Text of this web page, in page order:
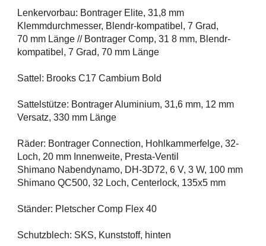
Lenkervorbau: Bontrager Elite, 31,8 mm
Klemmdurchmesser, Blendr-kompatibel, 7 Grad,
70 mm Länge // Bontrager Comp, 31 8 mm, Blendr-
kompatibel, 7 Grad, 70 mm Länge
Sattel: Brooks C17 Cambium Bold
Sattelstütze: Bontrager Aluminium, 31,6 mm, 12 mm
Versatz, 330 mm Länge
Räder: Bontrager Connection, Hohlkammerfelge, 32-
Loch, 20 mm Innenweite, Presta-Ventil
Shimano Nabendynamo, DH-3D72, 6 V, 3 W, 100 mm
Shimano QC500, 32 Loch, Centerlock, 135x5 mm
Ständer: Pletscher Comp Flex 40
Schutzblech: SKS, Kunststoff, hinten